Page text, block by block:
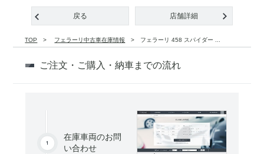
戻る 店舗詳細
TOP フェラーリ中古車在庫情報 フェラーリ 458 スパイダー ...
ご注文・ご購入・納車までの流れ
在庫車両のお問
い合わせ